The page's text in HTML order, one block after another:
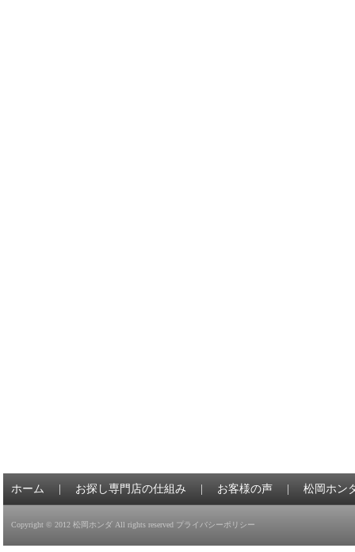
ホーム お探し専門店の仕組み お客様の声 松岡ホン
Copyright © 2012 松岡ホンダ All rights reserved プライバシーポリシー